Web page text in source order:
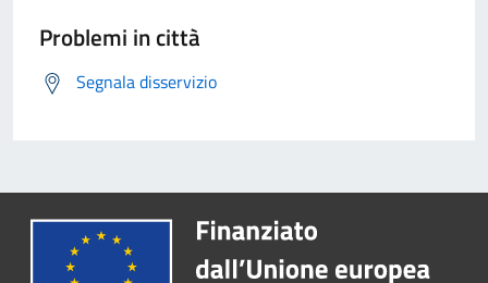
Problemi in città
Segnala disservizio